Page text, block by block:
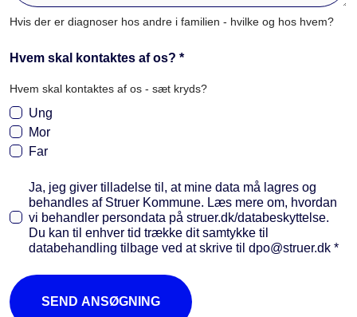
Hvis der er diagnoser hos andre i familien - hvilke og hos hvem?
Hvem skal kontaktes af os? *
Hvem skal kontaktes af os - sæt kryds?
Ung
Mor
Far
Ja, jeg giver tilladelse til, at mine data må lagres og
behandles af Struer Kommune. Læs mere om, hvordan
vi behandler persondata på struer.dk/databeskyttelse.
Du kan til enhver tid trække dit samtykke til
databehandling tilbage ved at skrive til dpo@struer.dk *
SEND ANSØGNING